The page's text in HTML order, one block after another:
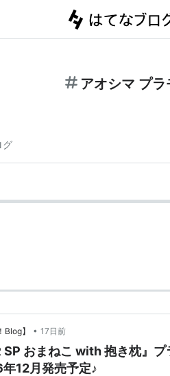
アオシマ プラ
グ
】 • 17日前
SP おまねこ with 抱き枕』プ
12月発売予定♪